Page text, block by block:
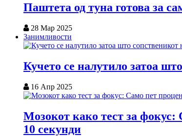
Паштета од туна готова за
28 Мар 2025
Занимливости
Кучето се налутило затоа
16 Апр 2025
Мозокот како тест за фокус:
10 секунди